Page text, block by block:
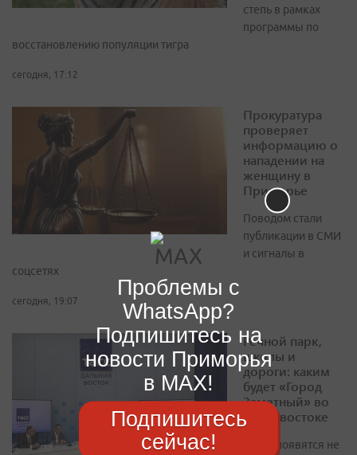
степь в рамках
программы по
восстановлению популяции тигра
сегодня, 17:12
Прокуратура
проверяет
информацию о
нападении на
женщину в
Приморье
Поводом стали
публикации в СМИ
и сигналы в
соцсетях
сегодня, 19:07
Речной парк,
школы и
дороги: каким
будет «Город
Заметный» во
Владивостоке
Здесь появятся не
Проблемы с
WhatsApp?
Подпишитесь на
новости Приморья
в MAX!
Подпишитесь
сейчас!